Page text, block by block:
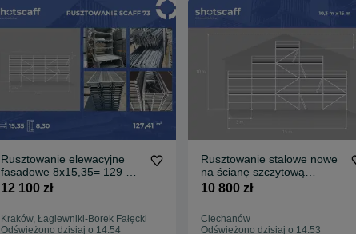
Rusztowanie elewacyjne
fasadowe 8x15,35= 129 m2
Baumann podesty 3,07m
12 100 zł
Kraków, Łagiewniki-Borek Fałęcki
Odświeżono dzisiaj o 14:54
Rusztowanie stalowe nowe
na ścianę szczytową
elewacyjne 10,3 x 15 typ
10 800 zł
Ciechanów
Odświeżono dzisiaj o 14:53